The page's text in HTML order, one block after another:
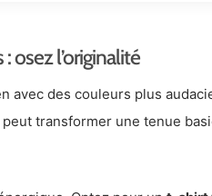
osez l’originalité
avec des couleurs plus
transformer une tenue